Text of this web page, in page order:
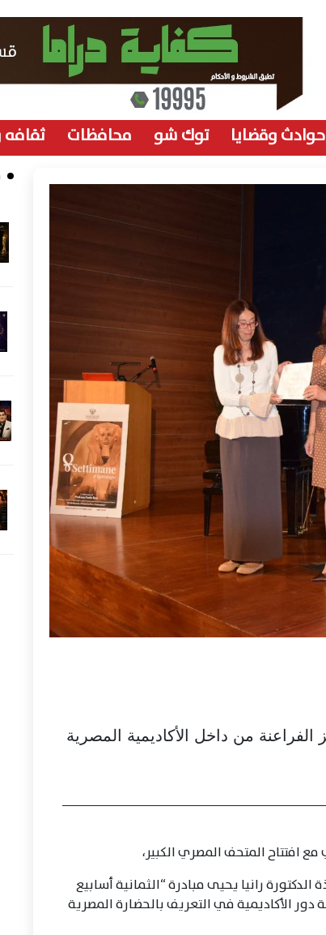
حوادث وقضايا توك شو محافظات
من داخل الأكاديمية المصرية
افتتاح المتحف المصري الكبير،
الدكتورة رانيا يحيى مبادرة “الثمانية أسابيع
الأكاديمية في التعريف بالحضارة المصرية